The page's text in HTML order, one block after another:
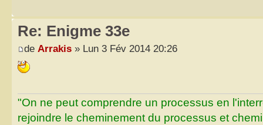
Re: Enigme 33e
de Arrakis » Lun 3 Fév 2014 20:26
"On ne peut comprendre un processus en
rejoindre le cheminement du processus et